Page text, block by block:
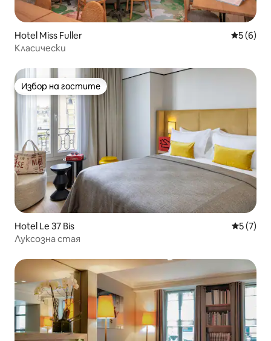
Hotel Miss Fuller Средна
5 (6)
Класически
Избор на гостите
Избор на гостите
Hotel Le 37 Bis Средна
5 (7)
Луксозна стая